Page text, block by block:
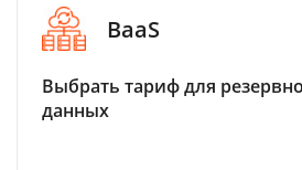
BaaS
Выбрать тариф для
данных